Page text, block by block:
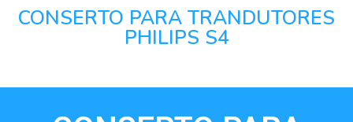
CONSERTO PARA TRANDUTORES
PHILIPS S4